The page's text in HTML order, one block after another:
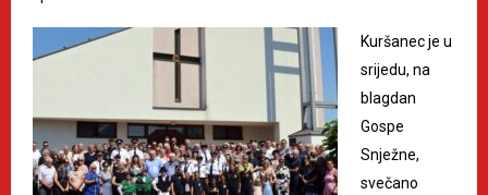
Kuršanec je u
srijedu, na
blagdan
Gospe
Snježne,
svečano